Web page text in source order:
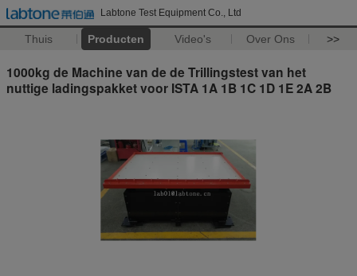
Labtone Test Equipment Co., Ltd
Thuis Producten Video's Over Ons >>
1000kg de Machine van de de Trillingstest van het
nuttige ladingspakket voor ISTA 1A 1B 1C 1D 1E 2A 2B